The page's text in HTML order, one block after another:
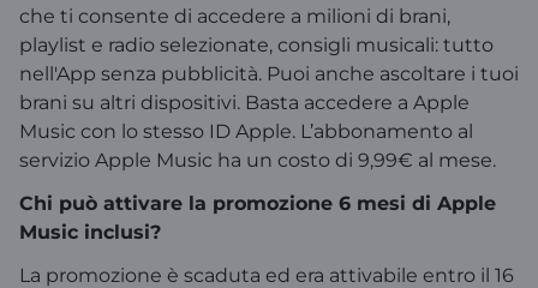
che ti consente di accedere a milioni di brani,
playlist e radio selezionate, consigli musicali: tutto
nell'App senza pubblicità. Puoi anche ascoltare i tuoi
brani su altri dispositivi. Basta accedere a Apple
Music con lo stesso ID Apple. L’abbonamento al
servizio Apple Music ha un costo di 9,99€ al mese.
Chi può attivare la promozione 6 mesi di Apple
Music inclusi?
La promozione è scaduta ed era attivabile entro il 16